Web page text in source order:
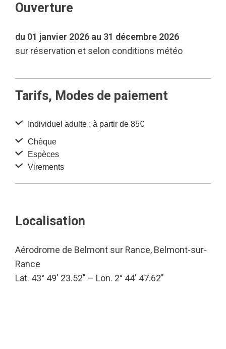
Ouverture
du 01 janvier 2026 au 31 décembre 2026
sur réservation et selon conditions météo
Tarifs, Modes de paiement
Individuel adulte : à partir de 85€
Chèque
Espèces
Virements
Localisation
Aérodrome de Belmont sur Rance, Belmont-sur-
Rance
Lat. 43° 49′ 23.52″ – Lon. 2° 44′ 47.62″